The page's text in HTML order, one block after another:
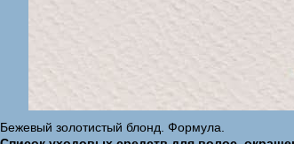
Бежевый золотистый блонд. Формула.